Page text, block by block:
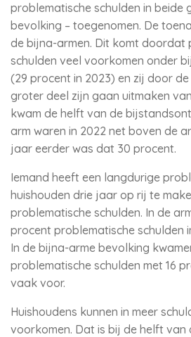
problematische schulden in beide
bevolking – toegenomen. De
de bijna-armen. Dit komt doordat
schulden veel voorkomen onder
(29 procent in 2023) en zij door
groter deel zijn gaan uitmaken
kwam de helft van de
arm waren in 2022 net boven de
jaar eerder was dat 30 procent.
Iemand heeft een langdurige
huishouden drie jaar op rij te
problematische schulden. In de
procent problematische schulden
In de bijna-arme bevolking
problematische schulden met 16
vaak voor.
Huishoudens kunnen in meer
voorkomen. Dat is bij de helft van